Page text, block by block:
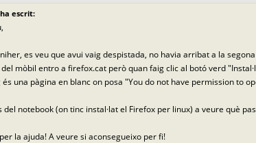
escrit:
es veu que avui vaig despistada, no havia arribat a la
mòbil entro a firefox.cat però quan faig clic al botó verd
és una pàgina en blanc on posa "You do not have permission to
del notebook (on tinc instal·lat el Firefox per linux) a veure què
la ajuda! A veure si aconsegueixo per fi!